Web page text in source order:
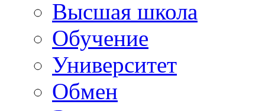
Высшая школа
Обучение
Университет
Обмен